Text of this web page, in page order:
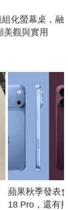
化螢幕桌，融
美觀與實用
蘋果秋季發表
18 Pro，還有